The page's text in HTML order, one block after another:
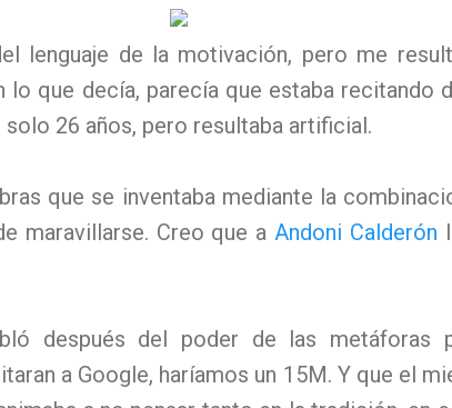
lenguaje de la motivación, pero me
lo que decía, parecía que estaba recitando
solo 26 años, pero resultaba artificial.
que se inventaba mediante la
maravillarse. Creo que aAndoni Calderón
después del poder de las metáforas
a Google, haríamos un 15M. Y que el